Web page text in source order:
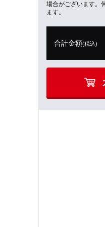
場合がございます。
ます。
合計金額(税込)